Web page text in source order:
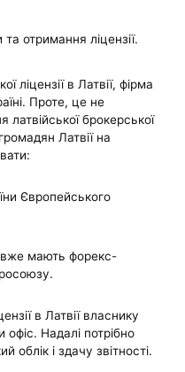
отримання ліцензії.
ліцензії в Латвії, фірма
Проте, це не
брокерської
Латвії на
Європейського
вже мають форекс-
в Латвії власнику
офіс. Надалі потрібно
облік і здачу звітності.